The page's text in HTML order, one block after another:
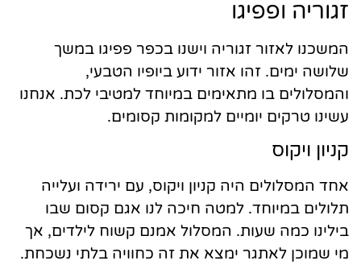
זגוריה ופפיגו
המשכנו לאזור זגוריה וישנו בכפר פפיגו במשך
שלושה ימים. זהו אזור ידוע ביופיו הטבעי,
והמסלולים בו מתאימים במיוחד למטיבי לכת. אנחנו
עשינו טרקים יומיים למקומות קסומים.
קניון ויקוס
אחד המסלולים היה קניון ויקוס, עם ירידה ועלייה
תלולים במיוחד. למטה חיכה לנו אגם קסום שבו
בילינו כמה שעות. המסלול אמנם קשוח לילדים, אך
מי שמוכן לאתגר ימצא את זה כחוויה בלתי נשכחת.